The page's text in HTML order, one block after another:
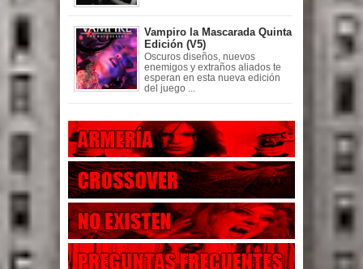
Vampiro la Mascarada Quinta
Edición (V5)
Oscuros diseños, nuevos
enemigos y extraños aliados te
esperan en esta nueva edición
del juego ...